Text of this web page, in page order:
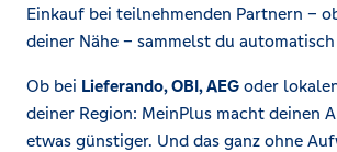
Einkauf bei teilnehmenden Partnern –
deiner Nähe – sammelst du automatisch
Ob bei Lieferando, OBI, AEG oder
deiner Region: MeinPlus macht deinen
etwas günstiger. Und das ganz ohne